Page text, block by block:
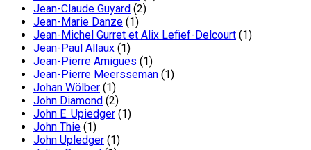
Jean-Claude Guyard (2)
Jean-Marie Danze (1)
Jean-Michel Gurret et Alix Lefief-Delcourt (1)
Jean-Paul Allaux (1)
Jean-Pierre Amigues (1)
Jean-Pierre Meersseman (1)
Johan Wölber (1)
John Diamond (2)
John E. Upiedger (1)
John Thie (1)
John Upledger (1)